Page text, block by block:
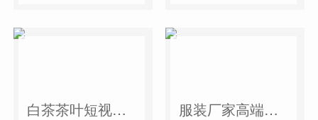
白茶茶叶短视频作品 服装厂家高端短视频作品